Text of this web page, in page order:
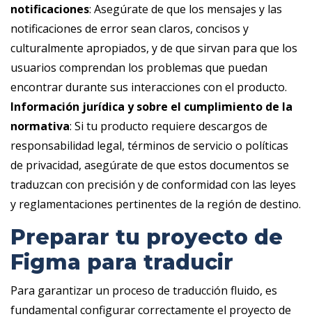
notificaciones: Asegúrate de que los mensajes y las
notificaciones de error sean claros, concisos y
culturalmente apropiados, y de que sirvan para que los
usuarios comprendan los problemas que puedan
encontrar durante sus interacciones con el producto. ‎
Información jurídica y sobre el cumplimiento de la
normativa: Si tu producto requiere descargos de
responsabilidad legal, términos de servicio o políticas
de privacidad, asegúrate de que estos documentos se
traduzcan con precisión y de conformidad con las leyes
y reglamentaciones pertinentes de la región de destino.
Preparar tu proyecto de
Figma para traducir
Para garantizar un proceso de traducción fluido, es
fundamental configurar correctamente el proyecto de